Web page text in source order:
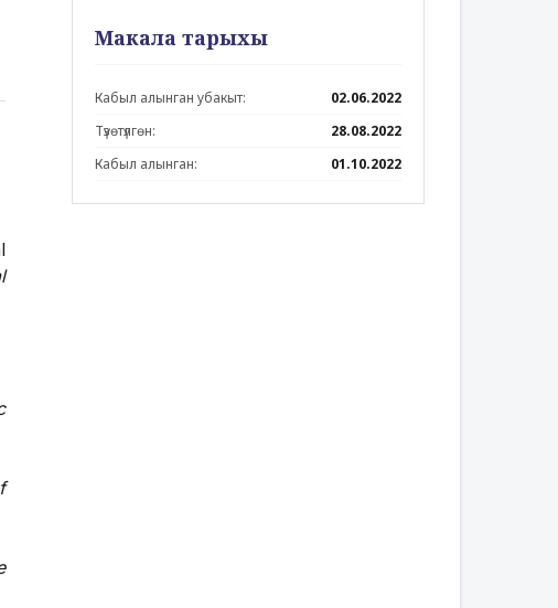
Макала тарыхы
Кабыл алынган убакыт:
02.06.2022
Түзөтүлгөн:
28.08.2022
Кабыл алынган:
01.10.2022